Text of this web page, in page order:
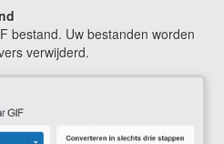
bestand. Uw bestanden worden
verwijderd.